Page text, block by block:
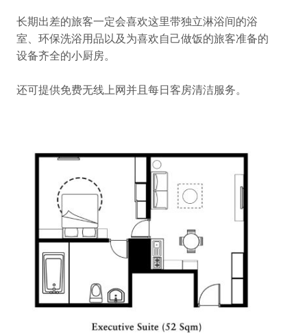
长期出差的旅客一定会喜欢这里带独立淋浴间的浴
室、环保洗浴用品以及为喜欢自己做饭的旅客准备的
设备齐全的小厨房。
还可提供免费无线上网并且每日客房清洁服务。